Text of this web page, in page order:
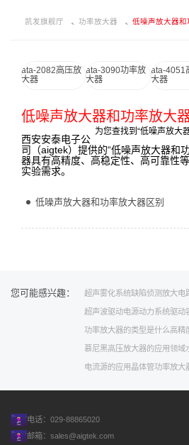
凯发旗舰厅 功率放大器 低噪声放大器
ata-2082高压放
大器
ata-3090功率放
大器
ata-4051
大器
低噪声放大器和功率放大
为您查找到“低噪声放大
西安安泰电子公
司（aigtek）提供的“低噪声放大器和
器具有高精度、高稳定性、高可靠性
实验需求。
低噪声放大器和功率放大器区别
您可能感兴趣： 超声雾化系统缺陷侦测放大电
超声波驱动电源动力系统驱动
功率放大器的类型是什么高精
慕尼黑高压放大器的应用领域
电流源的应用 晶体管功率放大
电话：029-88865020
邮箱： sales@aigtek.com